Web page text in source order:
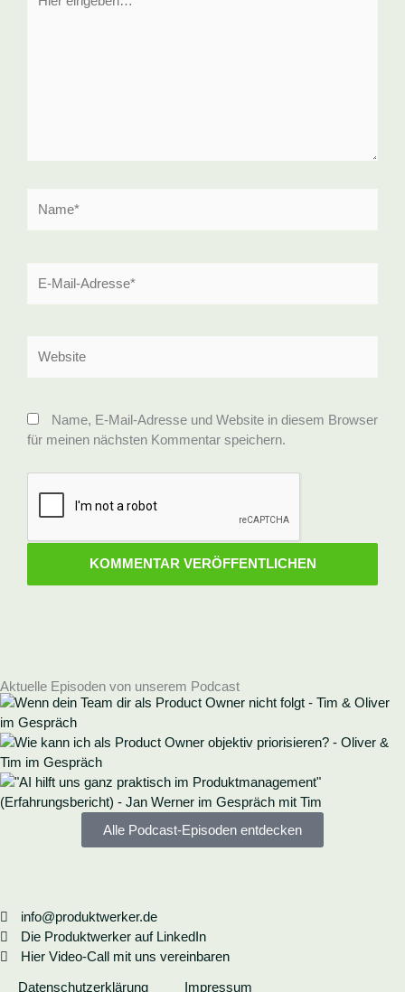
eingeben…
Mail-
Name, E-Mail-Adresse und Website in diesem Browser
für meinen nächsten Kommentar speichern.
Aktuelle Episoden von unserem Podcast
Alle Podcast-Episoden entdecken
info@produktwerker.de
Die Produktwerker auf LinkedIn
Hier Video-Call mit uns vereinbaren
Datenschutzerklärung Impressum